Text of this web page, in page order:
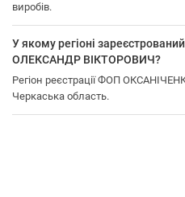
виробів.
У якому регіоні
ОЛЕКСАНДР ВІКТОРОВИЧ?
Регіон реєстрації ФОП
Черкаська область.